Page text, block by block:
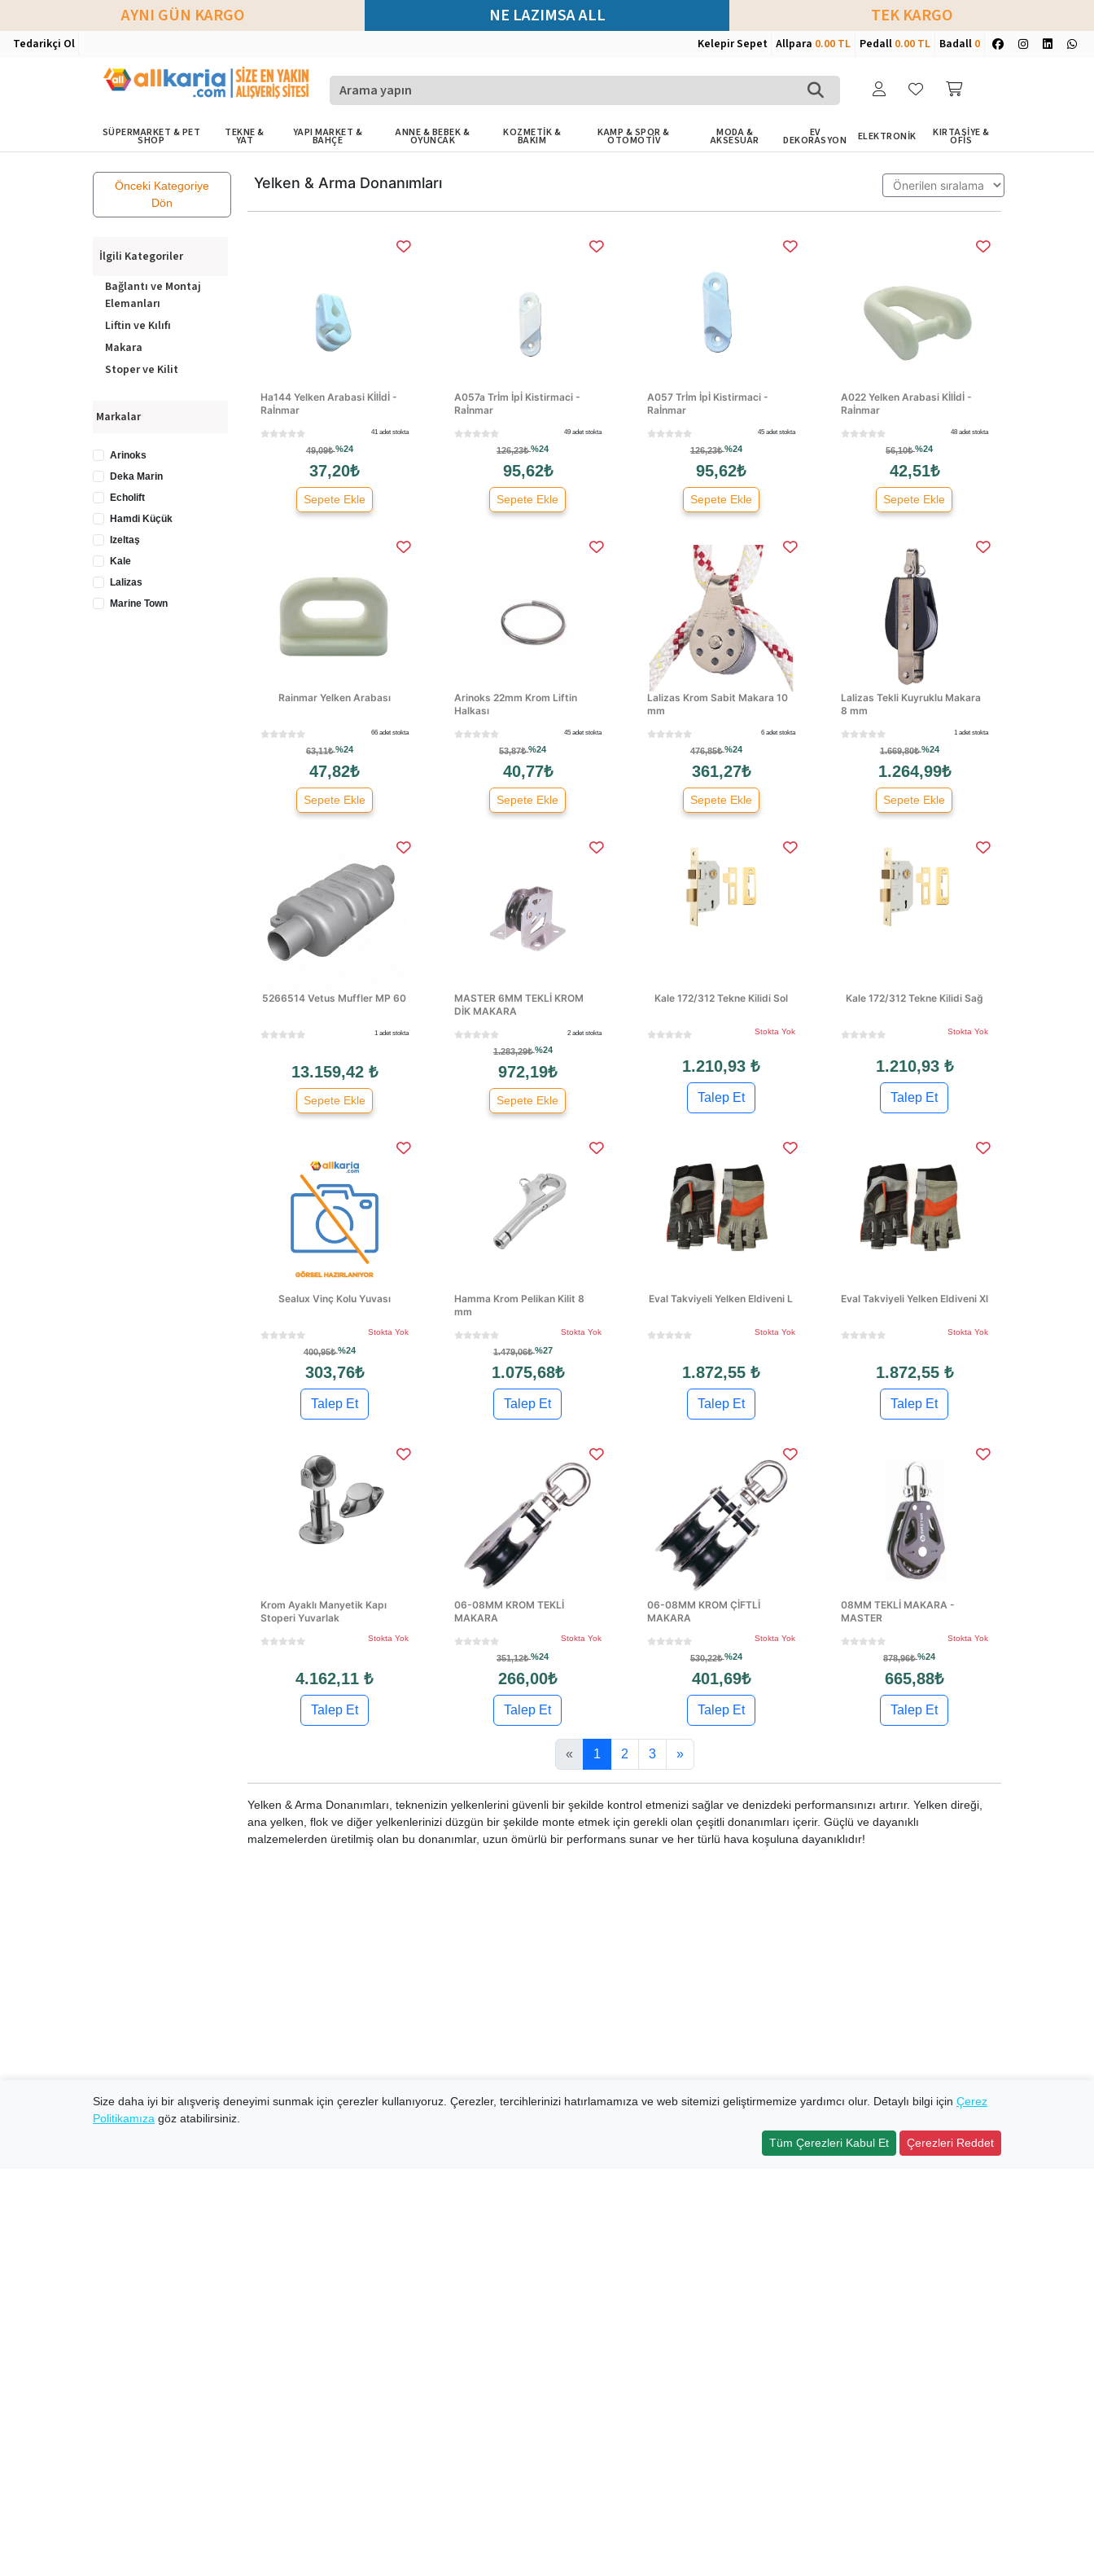
AYNI GÜN KARGO NE LAZIMSA ALL TEK KARGO
Tedarikçi Ol Kelepir Sepet Allpara 0.00 TL Pedall 0.00 TL Badall 0
SÜPERMARKET & PET
SHOP
TEKNE &
YAT
YAPI MARKET &
BAHÇE
ANNE & BEBEK &
OYUNCAK
KOZMETİK &
BAKIM
KAMP & SPOR &
OTOMOTİV
MODA &
AKSESUAR
EV
DEKORASYON ELEKTRONİK KIRTASİYE &
OFİS
Önceki Kategoriye
Dön
İlgili Kategoriler
Bağlantı ve Montaj
Elemanları
Liftin ve Kılıfı
Makara
Stoper ve Kilit
Markalar
Arinoks
Deka Marin
Echolift
Hamdi Küçük
Izeltaş
Kale
Lalizas
Marine Town
Yelken & Arma Donanımları
Ha144 Yelken Arabasi Kİlİdİ -
Raİnmar
41 adet stokta
49,09₺%24
37,20₺
Sepete Ekle
A057a Trİm İpİ Kistirmaci -
Raİnmar
49 adet stokta
126,23₺%24
95,62₺
Sepete Ekle
A057 Trİm İpİ Kistirmaci -
Raİnmar
45 adet stokta
126,23₺%24
95,62₺
Sepete Ekle
A022 Yelken Arabasi Kİlİdİ -
Raİnmar
48 adet stokta
56,10₺%24
42,51₺
Sepete Ekle
Rainmar Yelken Arabası
66 adet stokta
63,11₺%24
47,82₺
Sepete Ekle
Arinoks 22mm Krom Liftin
Halkası
45 adet stokta
53,87₺%24
40,77₺
Sepete Ekle
Lalizas Krom Sabit Makara 10
mm
6 adet stokta
476,85₺%24
361,27₺
Sepete Ekle
Lalizas Tekli Kuyruklu Makara
8 mm
1 adet stokta
1.669,80₺%24
1.264,99₺
Sepete Ekle
5266514 Vetus Muffler MP 60
1 adet stokta
13.159,42 ₺
Sepete Ekle
MASTER 6MM TEKLİ KROM
DİK MAKARA
2 adet stokta
1.283,29₺%24
972,19₺
Sepete Ekle
Kale 172/312 Tekne Kilidi Sol
Stokta Yok
1.210,93 ₺
Talep Et
Kale 172/312 Tekne Kilidi Sağ
Stokta Yok
1.210,93 ₺
Talep Et
Sealux Vinç Kolu Yuvası
Stokta Yok
400,95₺%24
303,76₺
Talep Et
Hamma Krom Pelikan Kilit 8
mm
Stokta Yok
1.479,06₺%27
1.075,68₺
Talep Et
Eval Takviyeli Yelken Eldiveni L
Stokta Yok
1.872,55 ₺
Talep Et
Eval Takviyeli Yelken Eldiveni Xl
Stokta Yok
1.872,55 ₺
Talep Et
Krom Ayaklı Manyetik Kapı
Stoperi Yuvarlak
Stokta Yok
4.162,11 ₺
Talep Et
06-08MM KROM TEKLİ
MAKARA
Stokta Yok
351,12₺%24
266,00₺
Talep Et
06-08MM KROM ÇİFTLİ
MAKARA
Stokta Yok
530,22₺%24
401,69₺
Talep Et
08MM TEKLİ MAKARA -
MASTER
Stokta Yok
878,96₺%24
665,88₺
Talep Et
« 1 2 3 »
Yelken & Arma Donanımları, teknenizin yelkenlerini güvenli bir şekilde kontrol etmenizi sağlar ve denizdeki performansınızı artırır. Yelken direği,
ana yelken, flok ve diğer yelkenlerinizi düzgün bir şekilde monte etmek için gerekli olan çeşitli donanımları içerir. Güçlü ve dayanıklı
malzemelerden üretilmiş olan bu donanımlar, uzun ömürlü bir performans sunar ve her türlü hava koşuluna dayanıklıdır!
Size daha iyi bir alışveriş deneyimi sunmak için çerezler kullanıyoruz. Çerezler, tercihlerinizi hatırlamamıza ve web sitemizi geliştirmemize yardımcı olur. Detaylı bilgi için Çerez
Politikamıza göz atabilirsiniz.
Tüm Çerezleri Kabul Et
Çerezleri Reddet